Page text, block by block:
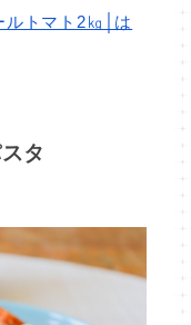
トマト2㎏│は
タ